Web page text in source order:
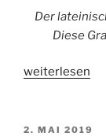
Der
Diese
„Stahlblauer
weiterlesen
2. MAI 2019